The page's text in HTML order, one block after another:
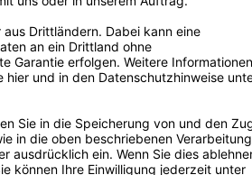
einfügt.